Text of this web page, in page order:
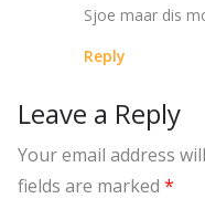
Sjoe maar dis
Reply
Leave a Reply
Your email address
fields are marked *